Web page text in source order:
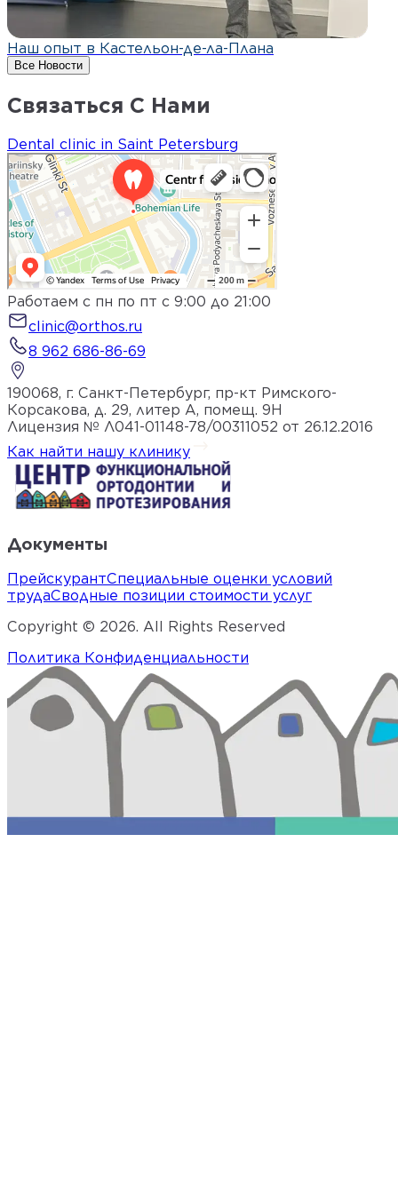
Наш опыт в Кастельон-де-ла-Плана
Все Новости
Связаться С Нами
Dental clinic in Saint Petersburg
Работаем с пн по пт с 9:00 до 21:00
clinic@orthos.ru
8 962 686-86-69
190068, г. Санкт-Петербург, пр-кт Римского-
Корсакова, д. 29, литер А, помещ. 9Н
Лицензия № Л041-01148-78/00311052 от 26.12.2016
Как найти нашу клинику
Документы
ПрейскурантСпециальные оценки условий
трудаСводные позиции стоимости услуг
Copyright © 2026. All Rights Reserved
Политика Конфиденциальности